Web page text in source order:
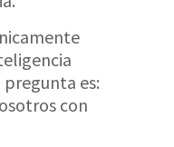
es:
con